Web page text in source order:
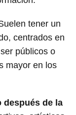
tener un
centrados en
públicos o
mayor en los
después de la